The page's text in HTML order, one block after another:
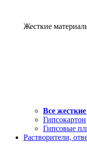
Жесткие
Все
Гипсокартон
Гипсовые
Растворители,